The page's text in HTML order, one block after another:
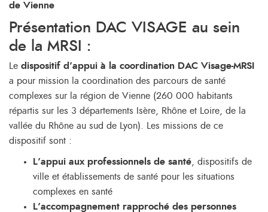
de Vienne
Présentation DAC VISAGE au sein
de la MRSI :
Le dispositif d’appui à la coordination DAC Visage-MRSI
a pour mission la coordination des parcours de santé
complexes sur la région de Vienne (260 000 habitants
répartis sur les 3 départements Isère, Rhône et Loire, de la
vallée du Rhône au sud de Lyon). Les missions de ce
dispositif sont :
L’appui aux professionnels de santé , dispositifs de
ville et établissements de santé pour les situations
complexes en santé
L’accompagnement rapproché des personnes